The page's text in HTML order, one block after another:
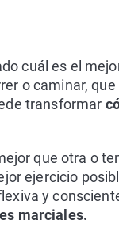
cuál es el
o caminar,
transformar
que otra o
ejercicio
y
marciales.